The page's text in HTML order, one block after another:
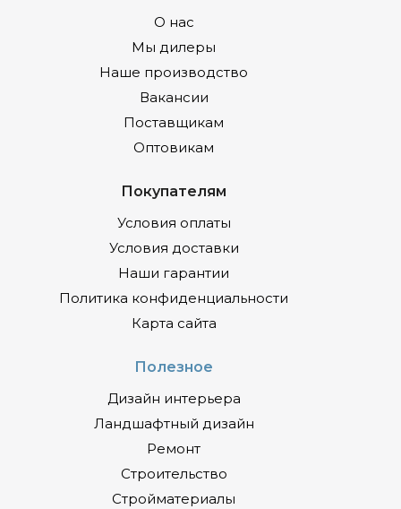
О нас
Мы дилеры
Наше производство
Вакансии
Поставщикам
Оптовикам
Покупателям
Условия оплаты
Условия доставки
Наши гарантии
Политика конфиденциальности
Карта сайта
Полезное
Дизайн интерьера
Ландшафтный дизайн
Ремонт
Строительство
Стройматериалы